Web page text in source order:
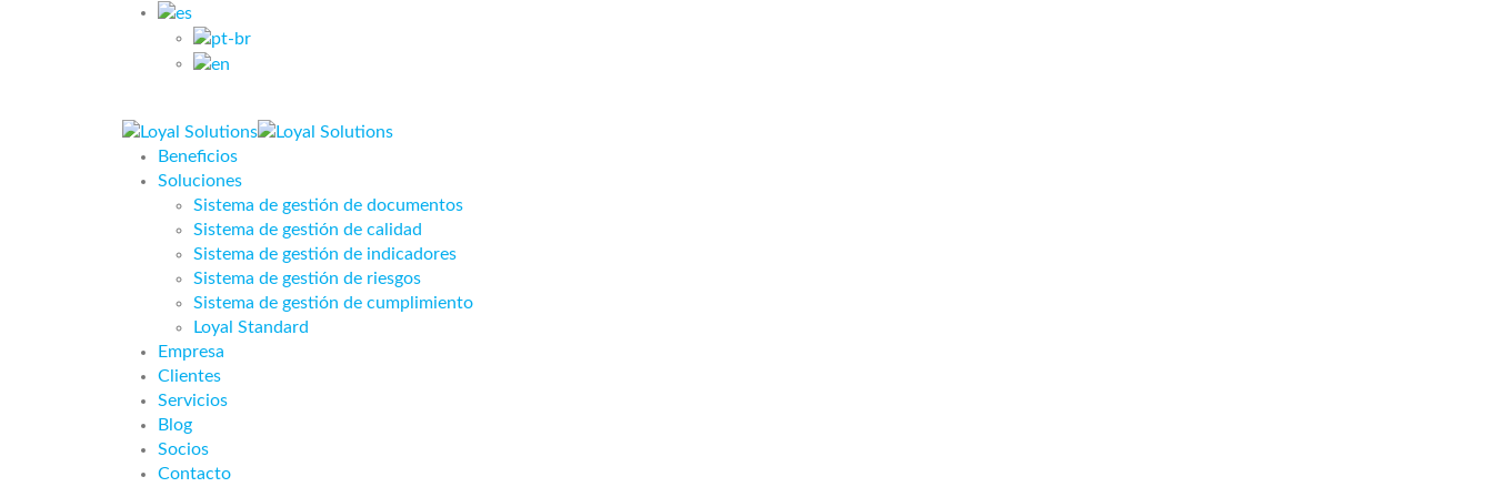
Beneficios
Soluciones
Sistema de gestión de documentos
Sistema de gestión de calidad
Sistema de gestión de indicadores
Sistema de gestión de riesgos
Sistema de gestión de cumplimiento
Loyal Standard
Empresa
Clientes
Servicios
Blog
Socios
Contacto